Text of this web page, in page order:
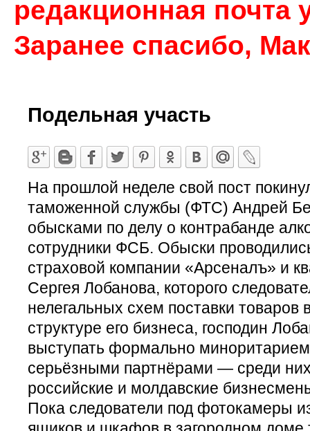
редакционная почта
Заранее спасибо,
Подельная участь
На прошлой неделе свой пост
таможенной службы (ФТС) Андрей
обысками по делу о контрабанде
сотрудники ФСБ. Обыски
страховой компании «Арсеналъ» и
Сергея Лобанова, которого
нелегальных схем поставки товаров
структуре его бизнеса, господин
выступать формально
серьёзными партнёрами — среди
российские и молдавские
Пока следователи под фотокамеры